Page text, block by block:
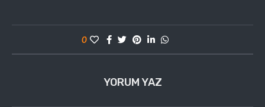
0
YORUM YAZ